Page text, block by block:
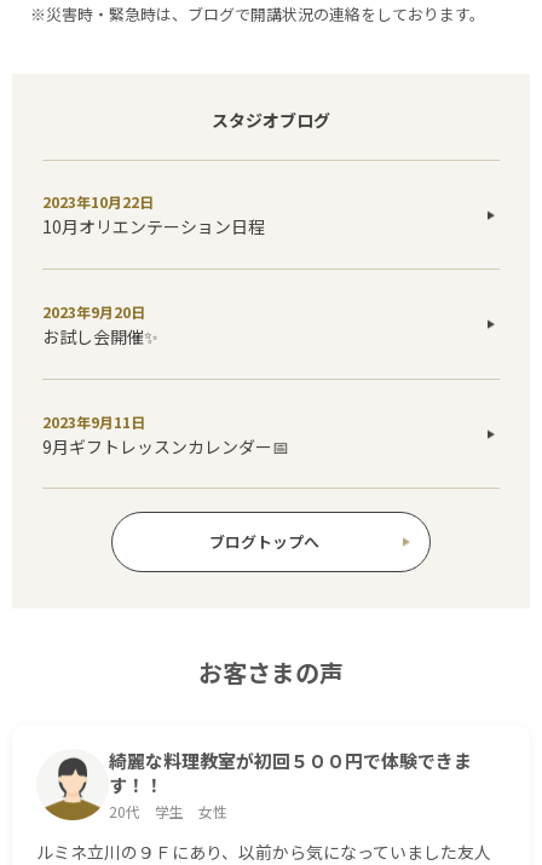
※災害時・緊急時は、ブログで開講状況の連絡をしております。
スタジオブログ
2023年10月22日
10月オリエンテーション日程
2023年9月20日
お試し会開催✨
2023年9月11日
9月ギフトレッスンカレンダー📅
ブログトップへ
お客さまの声
また参加したくなる料理教室
20代 ショップ店員 女性
ルミネ立川で開かれた料理教室に参加してきましたが、初め
綺麗な料理教室が初回５００円で体験できま
す！！
20代 学生 女性
ルミネ立川の９Ｆにあり、以前から気になっていました友人